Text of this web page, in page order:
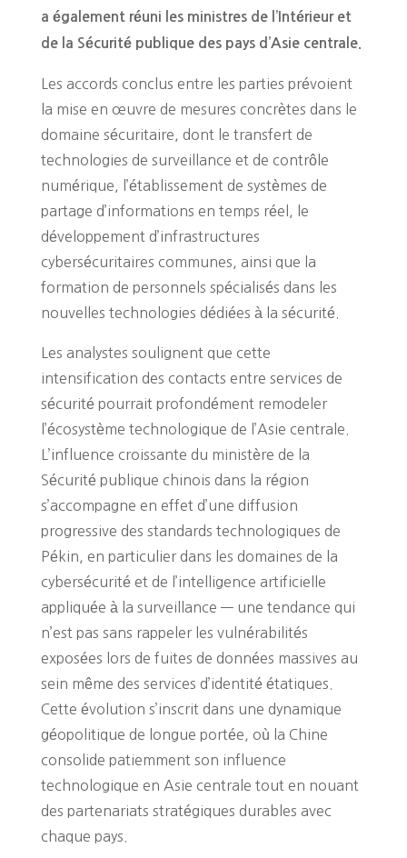
a également réuni les ministres de l’Intérieur et
de la Sécurité publique des pays d’Asie centrale.
Les accords conclus entre les parties prévoient
la mise en œuvre de mesures concrètes dans le
domaine sécuritaire, dont le transfert de
technologies de surveillance et de contrôle
numérique, l’établissement de systèmes de
partage d’informations en temps réel, le
développement d’infrastructures
cybersécuritaires communes, ainsi que la
formation de personnels spécialisés dans les
nouvelles technologies dédiées à la sécurité.
Les analystes soulignent que cette
intensification des contacts entre services de
sécurité pourrait profondément remodeler
l’écosystème technologique de l’Asie centrale.
L’influence croissante du ministère de la
Sécurité publique chinois dans la région
s’accompagne en effet d’une diffusion
progressive des standards technologiques de
Pékin, en particulier dans les domaines de la
cybersécurité et de l’intelligence artificielle
appliquée à la surveillance — une tendance qui
n’est pas sans rappeler les vulnérabilités
exposées lors de fuites de données massives au
sein même des services d’identité étatiques.
Cette évolution s’inscrit dans une dynamique
géopolitique de longue portée, où la Chine
consolide patiemment son influence
technologique en Asie centrale tout en nouant
des partenariats stratégiques durables avec
chaque pays.